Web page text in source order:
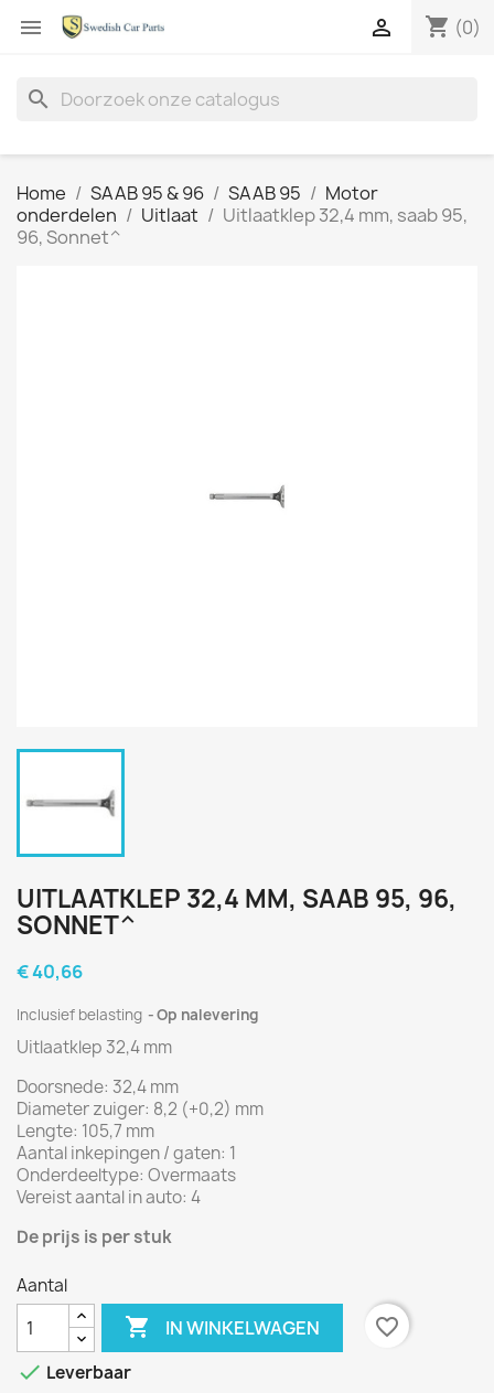
 shopping_cart (0)

search
Home SAAB 95 & 96 SAAB 95
Motor
onderdelen
Uitlaat
Uitlaatklep 32,4 mm, saab 95,
96, Sonnet^
UITLAATKLEP 32,4 MM, SAAB 95, 96,
SONNET^
€ 40,66
Inclusief belasting Op nalevering
Uitlaatklep 32,4 mm
Doorsnede: 32,4 mm
Diameter zuiger: 8,2 (+0,2) mm
Lengte: 105,7 mm
Aantal inkepingen / gaten: 1
Onderdeeltype: Overmaats
Vereist aantal in auto: 4
De prijs is per stuk
Aantal
 IN WINKELWAGEN
favorite_border
 Leverbaar